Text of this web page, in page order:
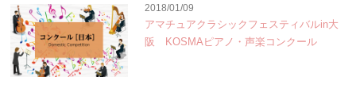
2018/01/09
アマチュアクラシックフェスティバルin大
阪 KOSMAピアノ・声楽コンクール